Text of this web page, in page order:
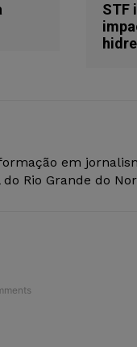
STF
em
Rio Grande do